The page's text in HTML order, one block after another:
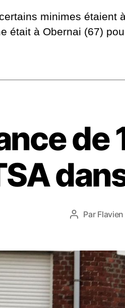
minimes étaient
était à Obernai (67)
de
Auteur
Par